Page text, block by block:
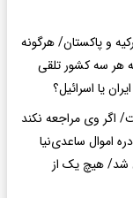
و پاکستان/ هرگونه
3 کشور، حمله به هر سه کشور تلقی
یا اسرائیل؟
اگر وی مراجعه نکند
اموال ساعدی‌نیا
شد/ هیچ یک از